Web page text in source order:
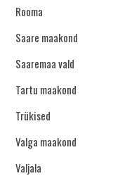
Rooma
Saare maakond
Saaremaa vald
Tartu maakond
Trükised
Valga maakond
Valjala